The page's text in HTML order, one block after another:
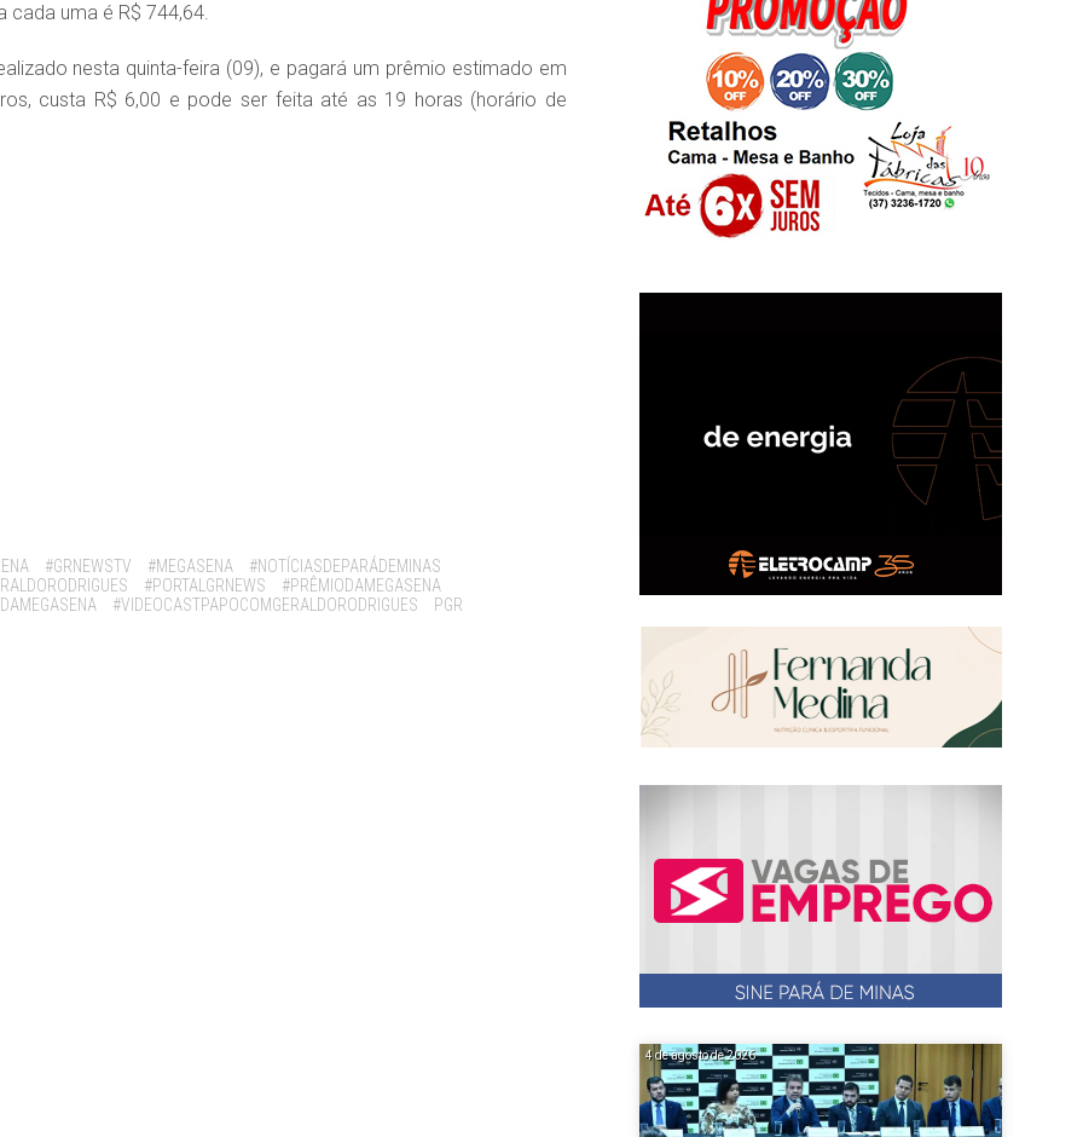
cada uma é R$ 744,64.
nesta quinta-feira (09), e pagará um prêmio estimado em
custa R$ 6,00 e pode ser feita até as 19 horas (horário de
#GRNEWSTV #MEGASENA
#NOTÍCIASDEPARÁDEMINAS
#PORTALGRNEWS
#PRÊMIODAMEGASENA
#VIDEOCASTPAPOCOMGERALDORODRIGUES PGR
4 de agosto de 2026